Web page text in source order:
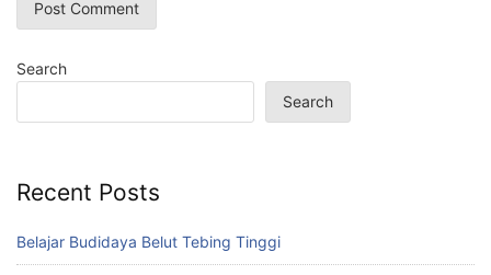
Search
Search
Recent Posts
Belajar Budidaya Belut Tebing Tinggi